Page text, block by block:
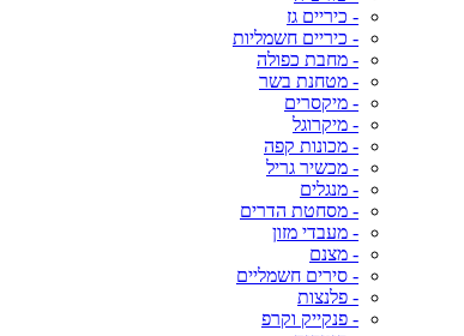
- כיריים גז
- כיריים חשמליות
- מחבת כפולה
- מטחנת בשר
- מיקסרים
- מיקרוגל
- מכונות קפה
- מכשיר גריל
- מנגלים
- מסחטת הדרים
- מעבדי מזון
- מצנם
- סירים חשמליים
- פלנצות
- פנקייק וקרפ